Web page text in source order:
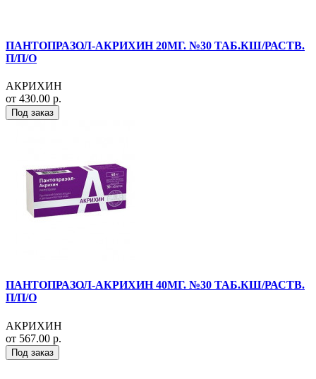
ПАНТОПРАЗОЛ-АКРИХИН 20МГ. №30 ТАБ.КШ/РАСТВ.
П/П/О
АКРИХИН
от 430.00 р.
Под заказ
ПАНТОПРАЗОЛ-АКРИХИН 40МГ. №30 ТАБ.КШ/РАСТВ.
П/П/О
АКРИХИН
от 567.00 р.
Под заказ